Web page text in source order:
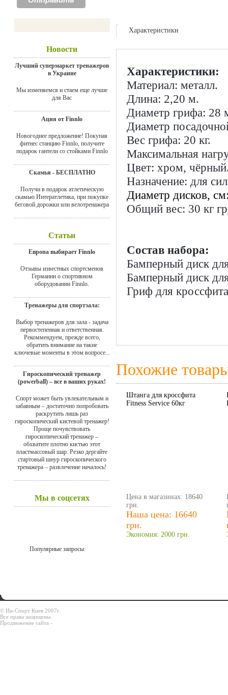
Новости
Лучший супермаркет тренажеров
в Украине
Мы изменяемся и стаем еще лучше
для Вас
Ация от Finnlo
Новогоднее предложение! Покупая
фитнес станцию Finnlo, получите
подарок гантели со стойками Finnlo
Скамья - БЕСПЛАТНО
Получи в подарок атлетическую
скамью Интератлетика, при покупке
беговой дорожки или велотренажера
Статьи
Европа выбирает Finnlo
Отзывы известных спортсменов
Германии о спортивном
оборудовании Finnlo.
Тренажеры для спортзала:
Выбор тренажеров для зала - задача
первостепенная и ответственная.
Рекоммендуем, прежде всего,
обратить внимание на такие
ключевые моменты в этом вопросе...
Гироскопический тренажер
(powerball) – все в ваших руках!
Спорт может быть увлекательным и
забавным – достаточно попробовать
раскрутить лишь раз
гироскопический кистевой тренажер!
Проще почувствовать
гироскопический тренажер –
обхватите плотно кистью этот
пластмассовый шар. Резко дергайте
стартовый шнур гироскопического
тренажера – развлечение началось!
Мы в соцсетях
Популярные запросы:
Характеристики
Характеристики:
Материал: металл.
Длина: 2,20 м.
Диаметр грифа: 28
Диаметр
Вес грифа: 20 кг.
Максимальная
Цвет: хром,
Назначение: для
Диаметр дисков,
Общий вес: 30 кг
Состав набора:
Бамперный диск
Бамперный диск
Гриф для
Похожие
Штанга для кроссфита
Fitness Service 60кг
Цена в магазинах: 18640
грн.
Наша цена: 16640
грн.
Экономия: 2000 грн.
© Ин-Спорт Киев 2007г.
Все права защищены.
Продвижение сайта -